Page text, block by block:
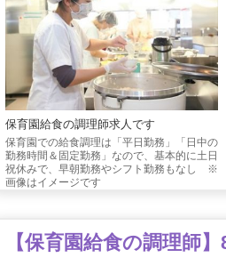
保育園給食の調理師求人です
保育園での給食調理は「平日勤務」「日中の
勤務時間＆固定勤務」なので、基本的に土日
祝休みで、早朝勤務やシフト勤務もなし ※
画像はイメージです
【保育園給食の調理師